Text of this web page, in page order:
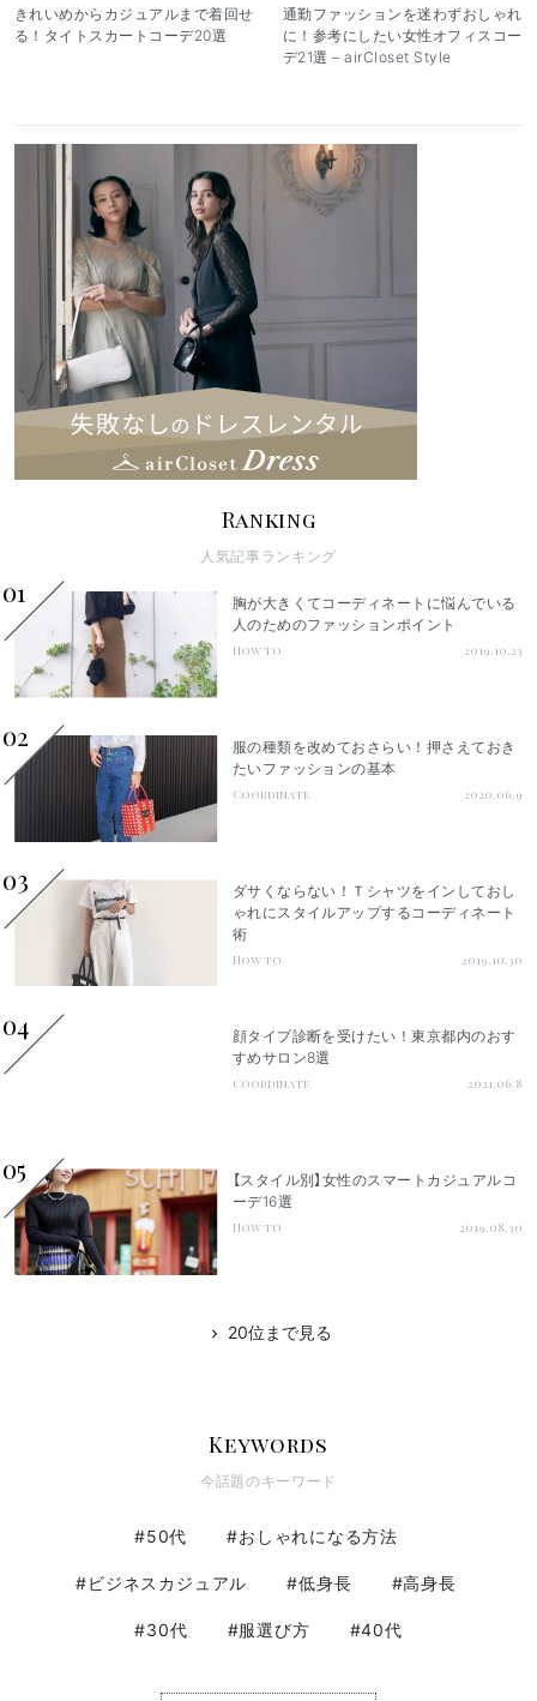
きれいめからカジュアルまで着回せ
る！タイトスカートコーデ20選
通勤ファッションを迷わずおしゃれ
に！参考にしたい女性オフィスコー
デ21選 – airCloset Style
Ranking
人気記事ランキング
01
胸が大きくてコーディネートに悩んでいる
人のためのファッションポイント
How to 2019.10.23
02
服の種類を改めておさらい！押さえておき
たいファッションの基本
Coordinate 2020.06.9
03
ダサくならない！Ｔシャツをインしておし
ゃれにスタイルアップするコーディネート
術
How to 2019.10.30
04
顔タイプ診断を受けたい！東京都内のおす
すめサロン8選
Coordinate 2021.06.8
05
【スタイル別】女性のスマートカジュアルコ
ーデ16選
How to 2019.08.30
chevron_right 20位まで見る
Keywords
今話題のキーワード
#50代
#おしゃれになる方法
#ビジネスカジュアル
#低身長
#高身長
#30代
#服選び方 #40代